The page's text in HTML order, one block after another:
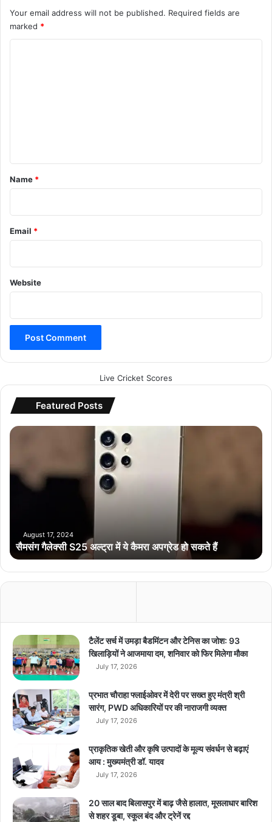
Your email address will not be published. Required fields are
marked *
*
Name *
Email *
Website
Live Cricket Scores
Featured Posts
सै
ग
अ
ल्ट्रा
म
रा
अ
प
ग्रे
हो
स
क
August 17, 2024
सैमसंग गैलेक्सी S25 अल्ट्रा में ये कैमरा अपग्रेड हो सकते हैं
टैलेंट सर्च में उमड़ा बैडमिंटन और टेनिस का जोश: 93
खिलाड़ियों ने आजमाया दम, शनिवार को फिर मिलेगा मौका
July 17, 2026
प्रभात चौराहा फ्लाईओवर में देरी पर सख्त हुए मंत्री श्री
सारंग, PWD अधिकारियों पर की नाराजगी व्यक्त
July 17, 2026
प्राकृतिक खेती और कृषि उत्पादों के मूल्य संवर्धन से बढ़ाएं
आय : मुख्यमंत्री डॉ. यादव
July 17, 2026
20 साल बाद बिलासपुर में बाढ़ जैसे हालात, मूसलाधार बारिश
से शहर डूबा, स्कूल बंद और ट्रेनें रद्द